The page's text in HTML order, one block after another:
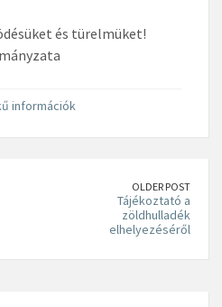
és türelmüket!
információk
OLDER POST
Tájékoztató a
zöldhulladék
elhelyezéséről